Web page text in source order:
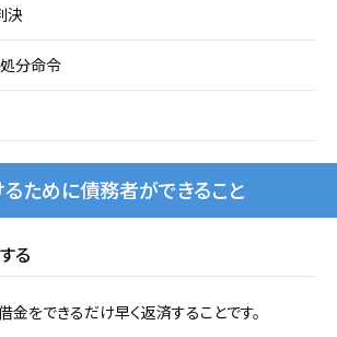
決
分命令
ために債務者ができること
る
金をできるだけ早く返済することです。